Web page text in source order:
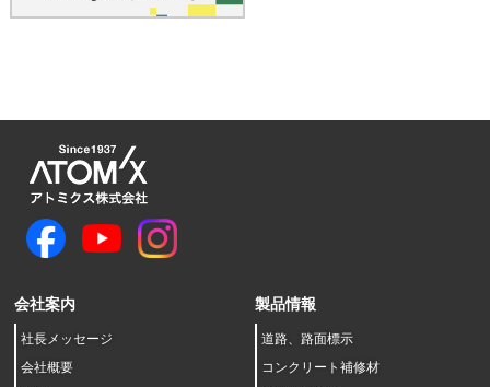
会社案内
社長メッセージ
会社概要
製品情報
道路、路面標示
コンクリート補修材